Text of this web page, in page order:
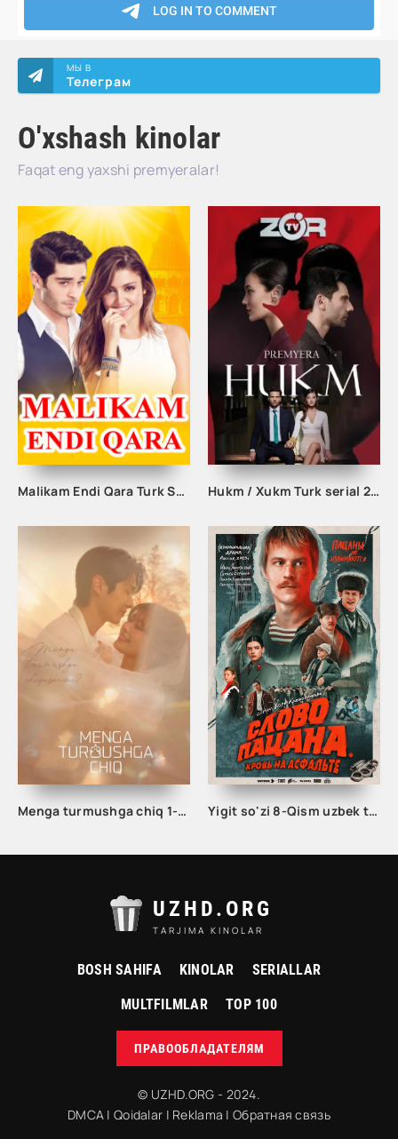
O'xshash kinolar
Faqat eng yaxshi premyeralar!
МЫ В
Телеграм
Malikam Endi Qara Turk Serial Uzbek tilida barcha qismlar Hukm / Xukm Turk serial 203. 204. 205. 206. 207. 208. 209. 210. 211. 212. 213. 214. 215 Qism Uzbek tilida Hukim Xukim Barcha qismlari
Menga turmushga chiq 1-2-3-4-5-6-7-8-9-10 Qism Koreya seriali uzbek tilida Barcha qismlar 2025 HD skachat Yigit so'zi 8-Qism uzbek tilida
UZHD.ORG
TARJIMA KINOLAR
BOSH SAHIFA KINOLAR SERIALLAR
MULTFILMLAR TOP 100
ПРАВООБЛАДАТЕЛЯМ
© UZHD.ORG - 2024.
DMCA |Qoidalar | Reklama | Обратная связь